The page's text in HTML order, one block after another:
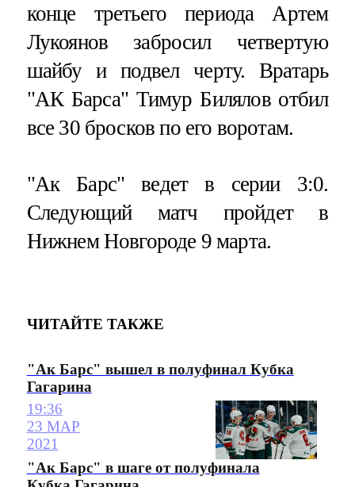
конце третьего периода Артем
Лукоянов забросил четвертую
шайбу и подвел черту. Вратарь
"АК Барса" Тимур Билялов отбил
все 30 бросков по его воротам.
"Ак Барс" ведет в серии 3:0.
Следующий матч пройдет в
Нижнем Новгороде 9 марта.
ЧИТАЙТЕ ТАКЖЕ
"Ак Барс" вышел в полуфинал Кубка
Гагарина
19:36
23 МАР
2021
"Ак Барс" в шаге от полуфинала